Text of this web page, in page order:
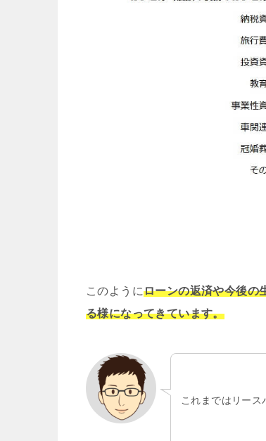
このようにローンの返済や今後の
る様になってきています。
これまではリース